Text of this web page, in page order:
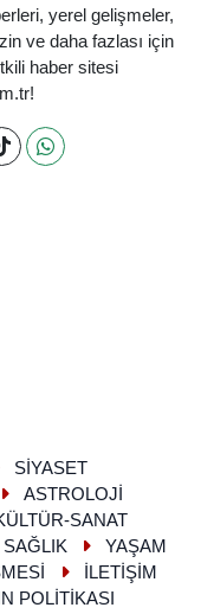
yerel gelişmeler,
ve daha fazlası için
haber sitesi
SİYASET
ASTROLOJİ
SANAT
SAĞLIK
YAŞAM
İLETİŞİM
POLİTİKASI